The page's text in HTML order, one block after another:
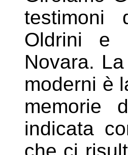
testimoni
Oldrini e
Novara.
moderni è
memorie
indicata
che ci